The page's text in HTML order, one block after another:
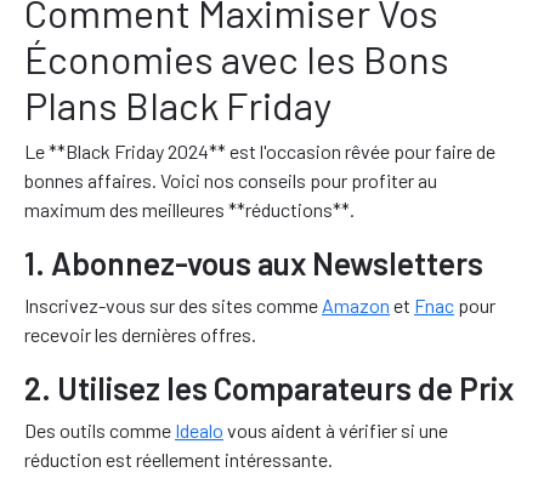
Comment Maximiser Vos
Économies avec les Bons
Plans Black Friday
Le **Black Friday 2024** est l'occasion rêvée pour faire de
bonnes affaires. Voici nos conseils pour profiter au
maximum des meilleures **réductions**.
1. Abonnez-vous aux Newsletters
Inscrivez-vous sur des sites comme Amazon et Fnac pour
recevoir les dernières offres.
2. Utilisez les Comparateurs de Prix
Des outils comme Idealo vous aident à vérifier si une
réduction est réellement intéressante.